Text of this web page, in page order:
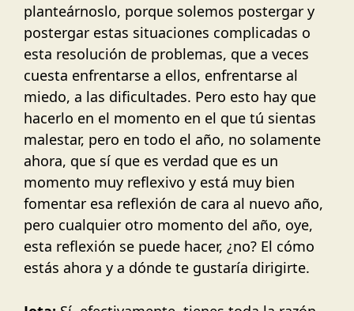
planteárnoslo, porque solemos postergar y
postergar estas situaciones complicadas o
esta resolución de problemas, que a veces
cuesta enfrentarse a ellos, enfrentarse al
miedo, a las dificultades. Pero esto hay que
hacerlo en el momento en el que tú sientas
malestar, pero en todo el año, no solamente
ahora, que sí que es verdad que es un
momento muy reflexivo y está muy bien
fomentar esa reflexión de cara al nuevo año,
pero cualquier otro momento del año, oye,
esta reflexión se puede hacer, ¿no? El cómo
estás ahora y a dónde te gustaría dirigirte.